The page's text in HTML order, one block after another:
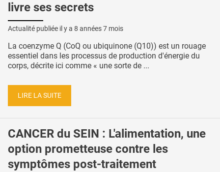
livre ses secrets
Actualité publiée il y a 8 années 7 mois
La coenzyme Q (CoQ ou ubiquinone (Q10)) est un rouage
essentiel dans les processus de production d'énergie du
corps, décrite ici comme « une sorte de ...
LIRE LA SUITE
CANCER du SEIN : L'alimentation, une
option prometteuse contre les
symptômes post-traitement